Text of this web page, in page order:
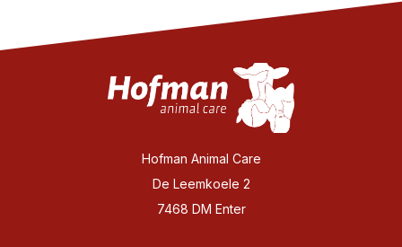
Hofman Animal Care
De Leemkoele 2
7468 DM Enter